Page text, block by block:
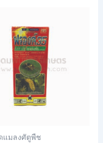
แมลงศัตูพืช